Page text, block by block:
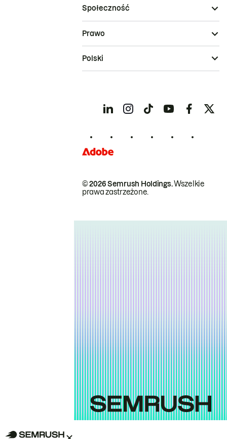
Społeczność
© 2026 Semrush Holdings.Wszelkie
prawa zastrzeżone.
Prawo
Polski